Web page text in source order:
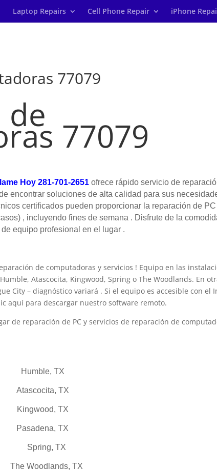
Laptop Repairs Cell Phone Repair iPhone
77079
de
77079
Hoy 281-701-2651ofrece rápido servicio de
encontrar soluciones de alta calidad para sus
certificados pueden proporcionar la reparación de
, incluyendo fines de semana . Disfrute de la
equipo profesional en el lugar .
de computadoras y servicios ! Equipo en las
Atascocita, Kingwood, Spring o The Woodlands. En
City – diagnóstico variará . Si el equipo es accesible con el
aquí para descargar nuestro software remoto.
de reparación de PC y servicios de reparación de
Humble, TX
Atascocita, TX
Kingwood, TX
Pasadena, TX
Spring, TX
The Woodlands, TX